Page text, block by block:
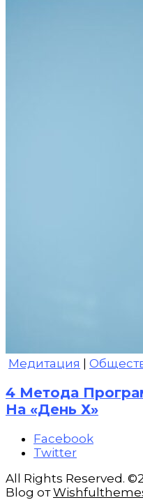
Медитация
4 Метода
На «День Х»
Facebook
Twitter
All Rights Reserved.
Blog от